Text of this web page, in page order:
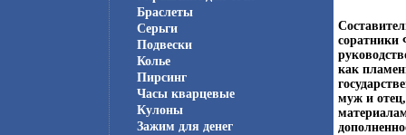
Браслеты
Серьги
Подвески
Колье
Пирсинг
Часы кварцевые
Кулоны
Зажим для денег
соратники
как
муж и